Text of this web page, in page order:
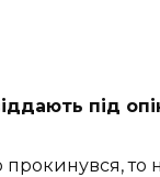
під
то